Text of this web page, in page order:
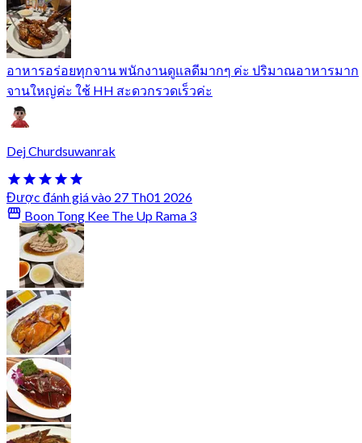
อาหารอร่อยทุกจาน พนักงานดูแลดีมากๆ ค่ะ ปริมาณอาหารมาก
จานใหญ่ค่ะ ใช้ HH สะดวกรวดเร็วค่ะ
Dej Churdsuwanrak
Được đánh giá vào 27 Th01 2026
Boon Tong Kee The Up Rama 3